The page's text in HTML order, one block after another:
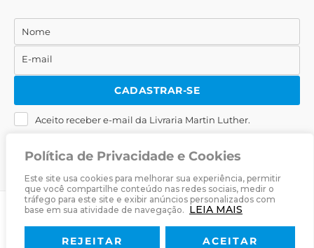
Política de Privacidade e Cookies
Este site usa cookies para melhorar sua experiência, permitir
que você compartilhe conteúdo nas redes sociais, medir o
tráfego para este site e exibir anúncios personalizados com
base em sua atividade de navegação. LEIA MAIS
REJEITAR ACEITAR
Nome
Nome
E-
mail
E-mail
CADASTRAR-SE
Aceito receber e-mail da Livraria Martin Luther.
Livraria Martin Luther· Desenvolvido porZwei Arts
Livraria Política de Privacidade Termos & Condições